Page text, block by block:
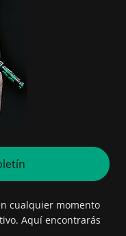
cualquier momento
Aquí encontrarás